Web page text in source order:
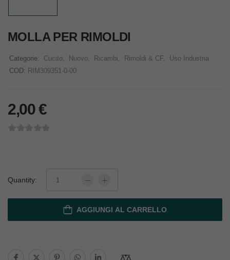
MOLLA PER RIMOLDI
Categorie: Cucito, Nuovo, Ricambi, Rimoldi & CF,
Uso Industria
COD: RIM309351-0-00
2,00€
Quantity:
AGGIUNGI AL CARRELLO